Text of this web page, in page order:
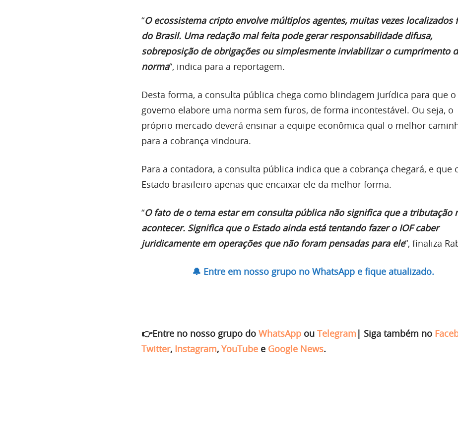
“O ecossistema cripto envolve múltiplos agentes, muitas vezes localizados
do Brasil. Uma redação mal feita pode gerar responsabilidade difusa,
sobreposição de obrigações ou simplesmente inviabilizar o cumprimento
norma“, indica para a reportagem.
Desta forma, a consulta pública chega como blindagem jurídica para que o
governo elabore uma norma sem furos, de forma incontestável. Ou seja, o
próprio mercado deverá ensinar a equipe econômica qual o melhor
para a cobrança vindoura.
Para a contadora, a consulta pública indica que a cobrança chegará, e que
Estado brasileiro apenas que encaixar ele da melhor forma.
“O fato de o tema estar em consulta pública não significa que a tributação
acontecer. Significa que o Estado ainda está tentando fazer o IOF caber
juridicamente em operações que não foram pensadas para ele“, finaliza
🔔 Entre em nosso grupo no WhatsApp e fique atualizado.
👉Entre no nosso grupo do WhatsApp ou Telegram | Siga também no
Twitter, Instagram, YouTube e Google News.